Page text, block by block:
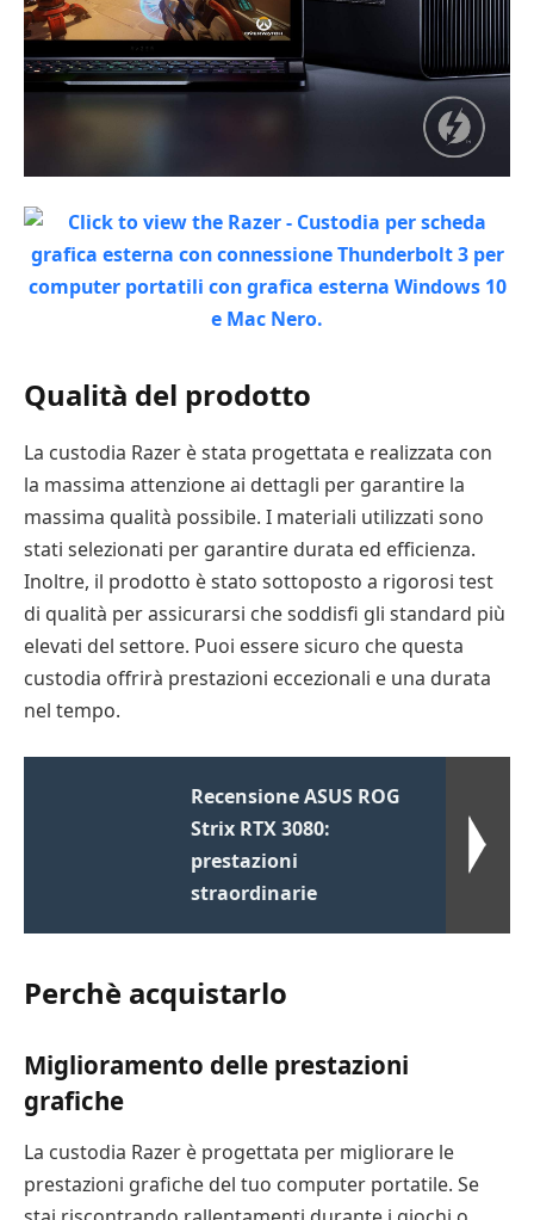
Qualità del prodotto
La custodia Razer è stata progettata e realizzata con
la massima attenzione ai dettagli per garantire la
massima qualità possibile. I materiali utilizzati sono
stati selezionati per garantire durata ed efficienza.
Inoltre, il prodotto è stato sottoposto a rigorosi test
di qualità per assicurarsi che soddisfi gli standard più
elevati del settore. Puoi essere sicuro che questa
custodia offrirà prestazioni eccezionali e una durata
nel tempo.
Recensione ASUS ROG
Strix RTX 3080:
prestazioni
straordinarie
Perchè acquistarlo
Miglioramento delle prestazioni
grafiche
La custodia Razer è progettata per migliorare le
prestazioni grafiche del tuo computer portatile. Se